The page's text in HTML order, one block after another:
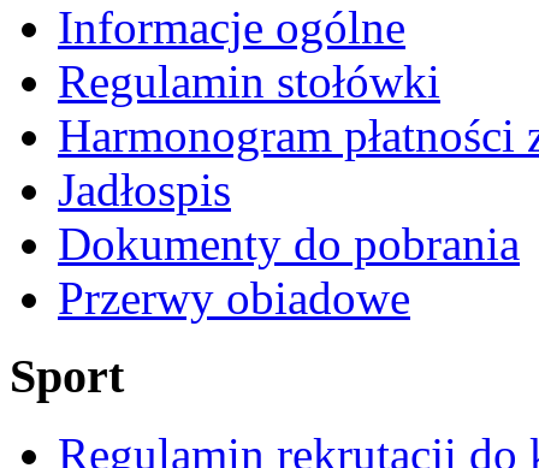
Informacje ogólne
Regulamin stołówki
Harmonogram płatności
Jadłospis
Dokumenty do pobrania
Przerwy obiadowe
Sport
Regulamin rekrutacji do